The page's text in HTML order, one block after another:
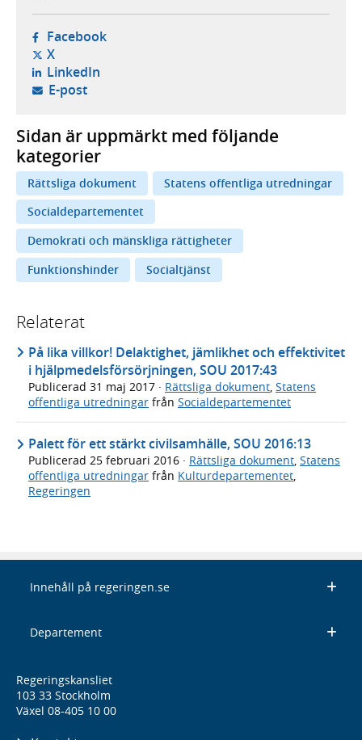
Facebook- öppnas i ny flik, extern webbplats,
X- öppnas i ny flik, extern webbplats,
LinkedIn- öppnas i ny flik, extern webbplats,
E-post- öppnar din e-postklient,
Sidan är uppmärkt med följande
kategorier
Rättsliga dokument
Statens offentliga utredningar
Socialdepartementet
Demokrati och mänskliga rättigheter
Funktionshinder
Socialtjänst
Relaterat
På lika villkor! Delaktighet, jämlikhet och effektivitet
i hjälpmedelsförsörjningen, SOU 2017:43
Publicerad 31 maj 2017 · Rättsliga dokument Statens
offentliga utredningar från Socialdepartementet
Palett för ett stärkt civilsamhälle, SOU 2016:13
Publicerad 25 februari 2016 · Rättsliga dokument, Statens
offentliga utredningar från Kulturdepartementet,
Regeringen
Innehåll på regeringen.se
Departement
Regeringskansliet
103 33 Stockholm
Växel 08-405 10 00